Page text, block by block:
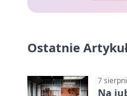
Ostatnie
7
Na